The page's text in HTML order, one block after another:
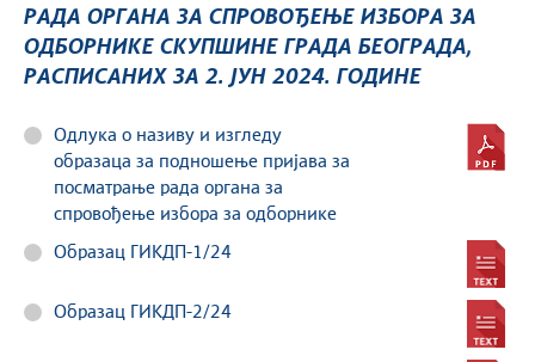
РАДА ОРГАНА ЗА СПРОВОЂЕЊЕ ИЗБОРА ЗА
ОДБОРНИКЕ СКУПШИНЕ ГРАДА БЕОГРАДА,
РАСПИСАНИХ ЗА 2. ЈУН 2024. ГОДИНЕ
Одлука о називу и изгледу
образаца за подношење пријава за
посматрање рада органа за
спровођење избора за одборнике
Образац ГИКДП-1/24
Образац ГИКДП-2/24